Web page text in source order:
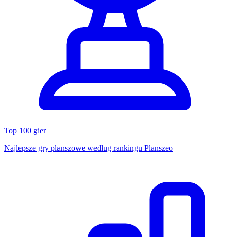
Top 100 gier
Najlepsze gry planszowe według rankingu Planszeo